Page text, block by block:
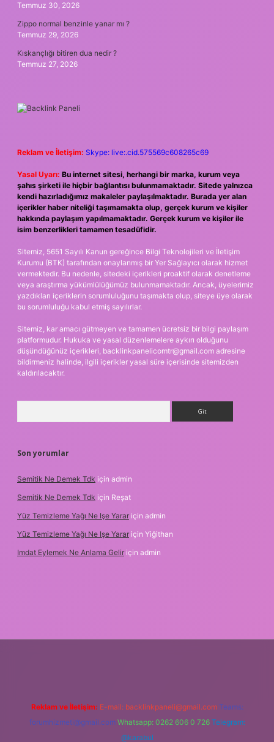
Temmuz 30, 2026
Zippo normal benzinle yanar mı ?
Temmuz 29, 2026
Kıskançlığı bitiren dua nedir ?
Temmuz 27, 2026
Reklam ve İletişim: Skype: live:.cid.575569c608265c69
Yasal Uyarı: Bu internet sitesi, herhangi bir marka, kurum veya
şahıs şirketi ile hiçbir bağlantısı bulunmamaktadır. Sitede yalnızca
kendi hazırladığımız makaleler paylaşılmaktadır. Burada yer alan
içerikler haber niteliği taşımamakta olup, gerçek kurum ve kişiler
hakkında paylaşım yapılmamaktadır. Gerçek kurum ve kişiler ile
isim benzerlikleri tamamen tesadüfidir.
Sitemiz, 5651 Sayılı Kanun gereğince Bilgi Teknolojileri ve İletişim
Kurumu (BTK) tarafından onaylanmış bir Yer Sağlayıcı olarak hizmet
vermektedir. Bu nedenle, sitedeki içerikleri proaktif olarak denetleme
veya araştırma yükümlülüğümüz bulunmamaktadır. Ancak, üyelerimiz
yazdıkları içeriklerin sorumluluğunu taşımakta olup, siteye üye olarak
bu sorumluluğu kabul etmiş sayılırlar.
Sitemiz, kar amacı gütmeyen ve tamamen ücretsiz bir bilgi paylaşım
platformudur. Hukuka ve yasal düzenlemelere aykırı olduğunu
düşündüğünüz içerikleri, backlinkpanelicomtr@gmail.com adresine
bildirmeniz halinde, ilgili içerikler yasal süre içerisinde sitemizden
kaldırılacaktır.
Son yorumlar
Semitik Ne Demek Tdk için admin
Semitik Ne Demek Tdk için Reşat
Yüz Temizleme Yağı Ne Işe Yarar için admin
Yüz Temizleme Yağı Ne Işe Yarar için Yiğithan
Imdat Eylemek Ne Anlama Gelir için admin
Reklam ve İletişim: E-mail: backlinkpaneli@gmail.com Teams:
forumhizmeti@gmail.com Whatsapp: 0262 606 0 726 Telegram:
@karabul